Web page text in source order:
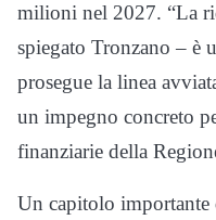
milioni nel 2027. “La
spiegato Tronzano – è
prosegue la linea
un impegno concreto
finanziarie della
Un capitolo importante